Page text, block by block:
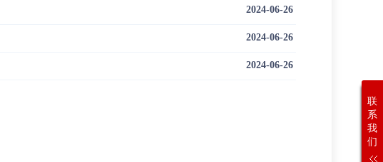
2024-06-26
2024-06-26
2024-06-26
联
系
我
们